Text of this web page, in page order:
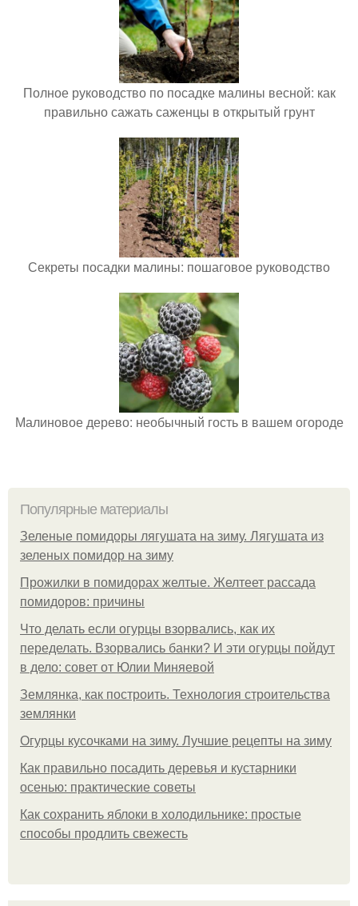
Полное руководство по посадке малины весной: как
правильно сажать саженцы в открытый грунт
Секреты посадки малины: пошаговое руководство
Малиновое дерево: необычный гость в вашем огороде
Популярные материалы
Зеленые помидоры лягушата на зиму. Лягушата из
зеленых помидор на зиму
Прожилки в помидорах желтые. Желтеет рассада
помидоров: причины
Что делать если огурцы взорвались, как их
переделать. Взорвались банки? И эти огурцы пойдут
в дело: совет от Юлии Миняевой
Землянка, как построить. Технология строительства
землянки
Огурцы кусочками на зиму. Лучшие рецепты на зиму
Как правильно посадить деревья и кустарники
осенью: практические советы
Как сохранить яблоки в холодильнике: простые
способы продлить свежесть